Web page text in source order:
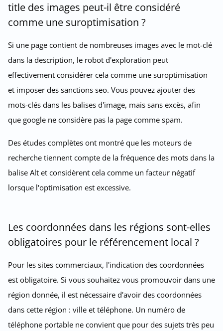
title des images peut-il être considéré
comme une suroptimisation ?
Si une page contient de nombreuses images avec le mot-clé
dans la description, le robot d'exploration peut
effectivement considérer cela comme une suroptimisation
et imposer des sanctions seo. Vous pouvez ajouter des
mots-clés dans les balises d'image, mais sans excès, afin
que google ne considère pas la page comme spam.
Des études complètes ont montré que les moteurs de
recherche tiennent compte de la fréquence des mots dans la
balise Alt et considèrent cela comme un facteur négatif
lorsque l'optimisation est excessive.
Les coordonnées dans les régions sont-elles
obligatoires pour le référencement local ?
Pour les sites commerciaux, l'indication des coordonnées
est obligatoire. Si vous souhaitez vous promouvoir dans une
région donnée, il est nécessaire d'avoir des coordonnées
dans cette région : ville et téléphone. Un numéro de
téléphone portable ne convient que pour des sujets très peu